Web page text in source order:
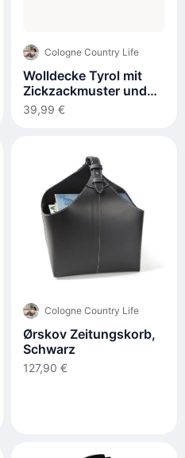
Cologne Country Life
Wolldecke Tyrol mit
Zickzackmuster und
Fransen
39,99 €
Cologne Country Life
Ørskov Zeitungskorb,
Schwarz
127,90 €